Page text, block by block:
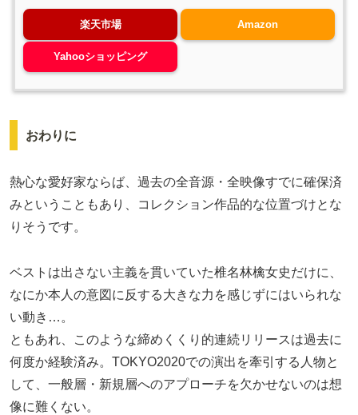
楽天市場 Amazon
Yahooショッピング
おわりに
熱心な愛好家ならば、過去の全音源・全映像すでに確保済
みということもあり、コレクション作品的な位置づけとな
りそうです。
ベストは出さない主義を貫いていた椎名林檎女史だけに、
なにか本人の意図に反する大きな力を感じずにはいられな
い動き…。
ともあれ、このような締めくくり的連続リリースは過去に
何度か経験済み。TOKYO2020での演出を牽引する人物と
して、一般層・新規層へのアプローチを欠かせないのは想
像に難くない。